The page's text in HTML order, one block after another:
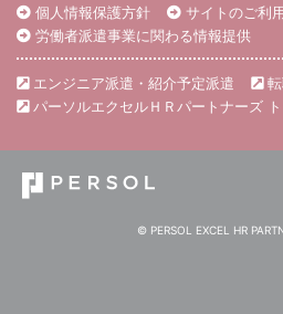
個人情報保護方針
サイトのご利
労働者派遣事業に関わる情報提供
エンジニア派遣・紹介予定派遣
転
パーソルエクセルＨＲパートナーズ
© PERSOL EXCEL HR